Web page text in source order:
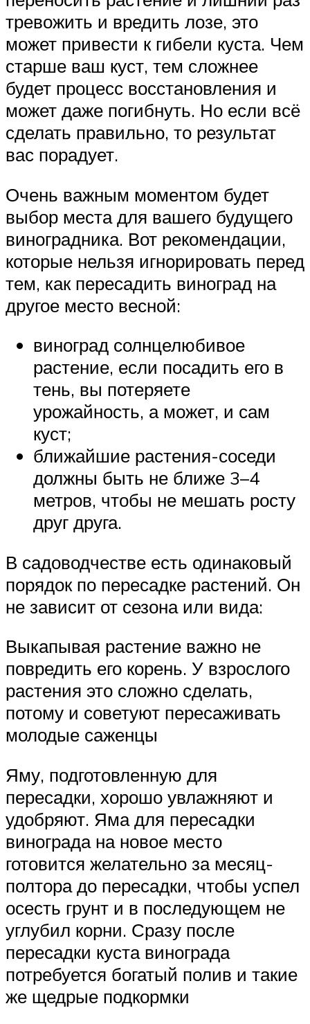
тревожить и вредить лозе, это
может привести к гибели куста. Чем
старше ваш куст, тем сложнее
будет процесс восстановления и
может даже погибнуть. Но если всё
сделать правильно, то результат
вас порадует.
Очень важным моментом будет
выбор места для вашего будущего
виноградника. Вот рекомендации,
которые нельзя игнорировать перед
тем, как пересадить виноград на
другое место весной:
виноград солнцелюбивое
растение, если посадить его в
тень, вы потеряете
урожайность, а может, и сам
куст;
ближайшие растения-соседи
должны быть не ближе 3–4
метров, чтобы не мешать росту
друг друга.
В садоводчестве есть одинаковый
порядок по пересадке растений. Он
не зависит от сезона или вида:
Выкапывая растение важно не
повредить его корень. У взрослого
растения это сложно сделать,
потому и советуют пересаживать
молодые саженцы
Яму, подготовленную для
пересадки, хорошо увлажняют и
удобряют. Яма для пересадки
винограда на новое место
готовится желательно за месяц-
полтора до пересадки, чтобы успел
осесть грунт и в последующем не
углубил корни. Сразу после
пересадки куста винограда
потребуется богатый полив и такие
же щедрые подкормки